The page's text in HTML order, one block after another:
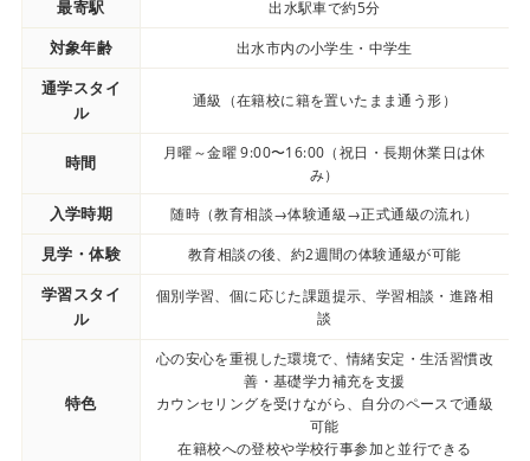
最寄駅 出水駅車で約5分
対象年齢 出水市内の小学生・中学生
通学スタイ
ル
通級（在籍校に籍を置いたまま通う形）
時間
月曜～金曜 9:00〜16:00（祝日・長期休業日は休
み）
入学時期 随時（教育相談→体験通級→正式通級の流れ）
見学・体験 教育相談の後、約2週間の体験通級が可能
学習スタイ
ル
個別学習、個に応じた課題提示、学習相談・進路相
談
特色
心の安心を重視した環境で、情緒安定・生活習慣改
善・基礎学力補充を支援
カウンセリングを受けながら、自分のペースで通級
可能
在籍校への登校や学校行事参加と並行できる